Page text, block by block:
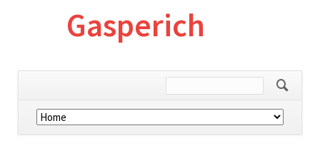
Gasperich
navigation